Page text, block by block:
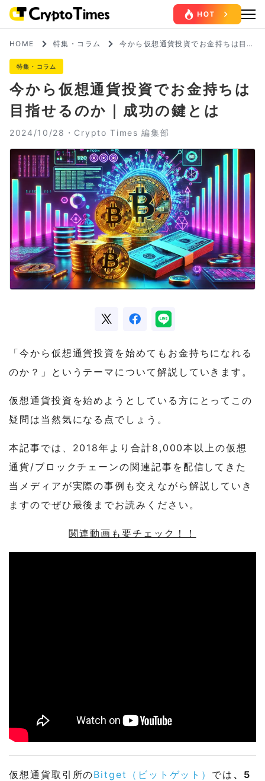
HOME 特集・コラム
今から仮想通貨投資でお金持ちは目指
特集・コラム
今から仮想通貨投資でお金持ちは
目指せるのか｜成功の鍵とは
2024/10/28・ Crypto Times 編集部
「今から仮想通貨投資を始めてもお金持ちになれる
のか？」というテーマについて解説していきます。
仮想通貨投資を始めようとしている方にとってこの
疑問は当然気になる点でしょう。
本記事では、2018年より合計8,000本以上の仮想
通貨/ブロックチェーンの関連記事を配信してきた
当メディアが実際の事例 も交えながら解説していき
ますのでぜひ最後までお読みください。
関連動画も要チェック！！
仮想通貨取引所のBitget（ビットゲット） では 、5